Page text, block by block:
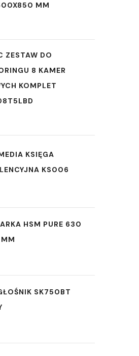
MM
ZESTAW DO
8 KAMER
KOMPLET
KSIĘGA
KS006
HSM PURE 630
SK750BT